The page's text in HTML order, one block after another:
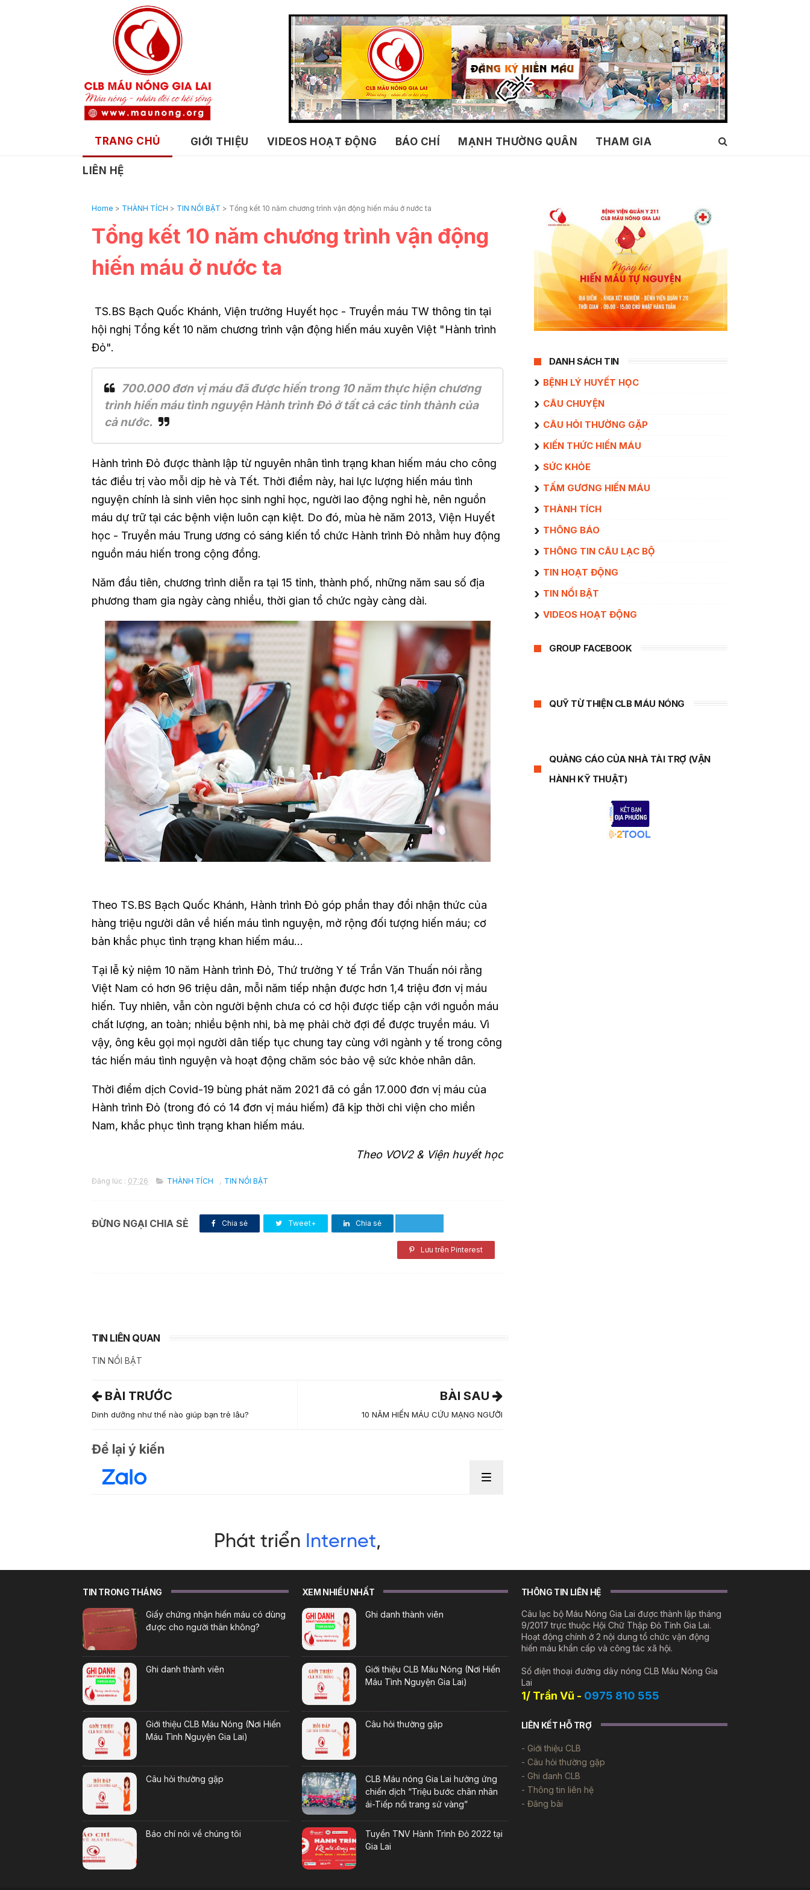
TRANG CHỦ GIỚI THIỆU VIDEOS HOẠT ĐỘNG BÁO CHÍ MẠNH THƯỜNG QUÂN THAM GIA
LIÊN HỆ
Home > THÀNH TÍCH > TIN NỔI BẬT > Tổng kết 10 năm chương trình vận động hiến máu ở nước ta
Tổng kết 10 năm chương trình vận động
hiến máu ở nước ta
TS.BS Bạch Quốc Khánh, Viện trưởng Huyết học - Truyền máu TW thông tin tại
hội nghị Tổng kết 10 năm chương trình vận động hiến máu xuyên Việt "Hành trình
Đỏ".
700.000 đơn vị máu đã được hiến trong 10 năm thực hiện chương
trình hiến máu tình nguyện Hành trình Đỏ ở tất cả các tỉnh thành của
cả nước.
Hành trình Đỏ được thành lập từ nguyên nhân tình trạng khan hiếm máu cho công
tác điều trị vào mỗi dịp hè và Tết. Thời điểm này, hai lực lượng hiến máu tình
nguyện chính là sinh viên học sinh nghỉ học, người lao động nghỉ hè, nên nguồn
máu dự trữ tại các bệnh viện luôn cạn kiệt. Do đó, mùa hè năm 2013, Viện Huyết
học - Truyền máu Trung ương có sáng kiến tổ chức Hành trình Đỏ nhằm huy động
nguồn máu hiến trong cộng đồng.
Năm đầu tiên, chương trình diễn ra tại 15 tỉnh, thành phố, những năm sau số địa
phương tham gia ngày càng nhiều, thời gian tổ chức ngày càng dài.
Theo TS.BS Bạch Quốc Khánh, Hành trình Đỏ góp phần thay đổi nhận thức của
hàng triệu người dân về hiến máu tình nguyện, mở rộng đối tượng hiến máu; cơ
bản khắc phục tình trạng khan hiếm máu...
Tại lễ kỷ niệm 10 năm Hành trình Đỏ, Thứ trưởng Y tế Trần Văn Thuấn nói rằng
Việt Nam có hơn 96 triệu dân, mỗi năm tiếp nhận được hơn 1,4 triệu đơn vị máu
hiến. Tuy nhiên, vẫn còn người bệnh chưa có cơ hội được tiếp cận với nguồn máu
chất lượng, an toàn; nhiều bệnh nhi, bà mẹ phải chờ đợi để được truyền máu. Vì
vậy, ông kêu gọi mọi người dân tiếp tục chung tay cùng với ngành y tế trong công
tác hiến máu tình nguyện và hoạt động chăm sóc bảo vệ sức khỏe nhân dân.
Thời điểm dịch Covid-19 bùng phát năm 2021 đã có gần 17.000 đơn vị máu của
Hành trình Đỏ (trong đó có 14 đơn vị máu hiếm) đã kịp thời chi viện cho miền
Nam, khắc phục tình trạng khan hiếm máu.
Theo VOV2 & Viện huyết học
Đăng lúc : 07:26 THÀNH TÍCH , TIN NỔI BẬT
ĐỪNG NGẠI CHIA SẺ Chia sẻ Tweet+ Chia sẻ
Lưu trên Pinterest
TIN LIÊN QUAN
TIN NỔI BẬT
BÀI SAU
10 NĂM HIẾN MÁU CỨU MẠNG NGƯỜI
BÀI TRƯỚC
Dinh dưỡng như thế nào giúp bạn trẻ lâu?
Để lại ý kiến
DANH SÁCH TIN
BỆNH LÝ HUYẾT HỌC
CÂU CHUYỆN
CÂU HỎI THƯỜNG GẶP
KIẾN THỨC HIẾN MÁU
SỨC KHỎE
TẤM GƯƠNG HIẾN MÁU
THÀNH TÍCH
THÔNG BÁO
THÔNG TIN CÂU LẠC BỘ
TIN HOẠT ĐỘNG
TIN NỔI BẬT
VIDEOS HOẠT ĐỘNG
GROUP FACEBOOK
QUỸ TỪ THIỆN CLB MÁU NÓNG
QUẢNG CÁO CỦA NHÀ TÀI TRỢ (VẬN
HÀNH KỸ THUẬT)
TIN TRONG THÁNG
Giấy chứng nhận hiến máu có dùng
được cho người thân không?
Ghi danh thành viên
Giới thiệu CLB Máu Nóng (Nơi Hiến
Máu Tình Nguyện Gia Lai)
Câu hỏi thường gặp
Báo chí nói về chúng tôi
XEM NHIỀU NHẤT
Ghi danh thành viên
Giới thiệu CLB Máu Nóng (Nơi Hiến
Máu Tình Nguyện Gia Lai)
Câu hỏi thường gặp
CLB Máu nóng Gia Lai hưởng ứng
chiến dịch “Triệu bước chân nhân
ái-Tiếp nối trang sử vàng”
Tuyển TNV Hành Trình Đỏ 2022 tại
Gia Lai
THÔNG TIN LIÊN HỆ
Câu lạc bộ Máu Nóng Gia Lai được thành lập tháng
9/2017 trực thuộc Hội Chữ Thập Đỏ Tỉnh Gia Lai.
Hoạt động chính ở 2 nội dung tổ chức vận động
hiến máu khẩn cấp và công tác xã hội.
Số điện thoại đường dây nóng CLB Máu Nóng Gia
Lai
1/ Trần Vũ - 0975 810 555
LIÊN KẾT HỖ TRỢ
Giới thiệu CLB
Câu hỏi thường gặp
Ghi danh CLB
Thông tin liên hệ
Đăng bài